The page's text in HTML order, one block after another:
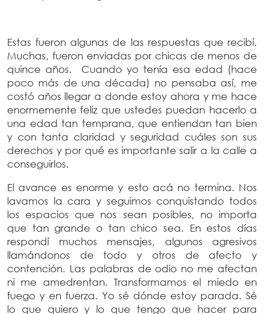
Estas fueron algunas de las respuestas que recibí.
Muchas, fueron enviadas por chicas de menos de
quince años. Cuando yo tenía esa edad (hace
poco más de una década) no pensaba así, me
costó años llegar a donde estoy ahora y me hace
enormemente feliz que ustedes puedan hacerlo a
una edad tan temprana, que entiendan tan bien
y con tanta claridad y seguridad cuáles son sus
derechos y por qué es importante salir a la calle a
conseguirlos.
El avance es enorme y esto acá no termina. Nos
lavamos la cara y seguimos conquistando todos
los espacios que nos sean posibles, no importa
que tan grande o tan chico sea. En estos días
respondí muchos mensajes, algunos agresivos
llamándonos de todo y otros de afecto y
contención. Las palabras de odio no me afectan
ni me amedrentan. Transformamos el miedo en
fuego y en fuerza. Yo sé dónde estoy parada. Sé
lo que quiero y lo que tengo que hacer para